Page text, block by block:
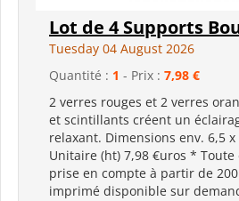
Lot de 4 Supports
Tuesday 04 August 2026
Quantité : 1 - Prix : 7,98 €
2 verres rouges et 2 verres
et scintillants créent un
relaxant. Dimensions env. 6,5
Unitaire (ht) 7,98 €uros *
prise en compte à partir de
imprimé disponible sur